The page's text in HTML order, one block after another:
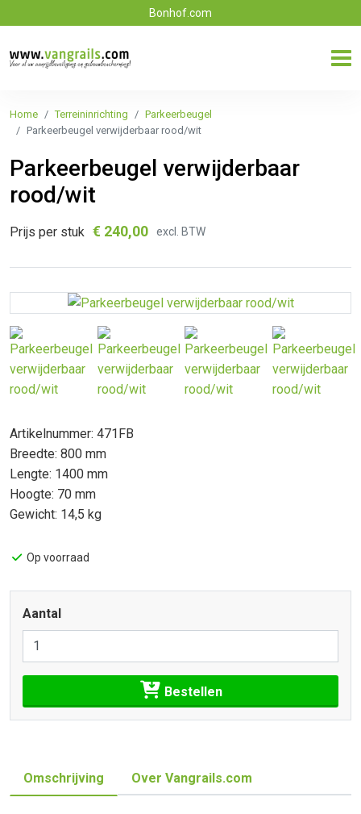
Bonhof.com
Home Terreininrichting
Parkeerbeugel
Parkeerbeugel verwijderbaar rood/wit
Parkeerbeugel verwijderbaar
rood/wit
Prijs per stuk € 240,00 excl. BTW
Artikelnummer: 471FB
Breedte: 800 mm
Lengte: 1400 mm
Hoogte: 70 mm
Gewicht: 14,5 kg
Op voorraad
Aantal
Bestellen
Omschrijving Over Vangrails.com